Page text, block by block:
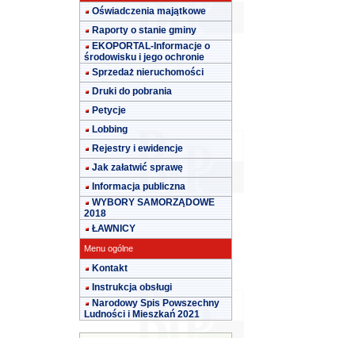
Oświadczenia majątkowe
Raporty o stanie gminy
EKOPORTAL-Informacje o
środowisku i jego ochronie
Sprzedaż nieruchomości
Druki do pobrania
Petycje
Lobbing
Rejestry i ewidencje
Jak załatwić sprawę
Informacja publiczna
WYBORY SAMORZĄDOWE
2018
ŁAWNICY
Menu ogólne
Kontakt
Instrukcja obsługi
Narodowy Spis Powszechny
Ludności i Mieszkań 2021